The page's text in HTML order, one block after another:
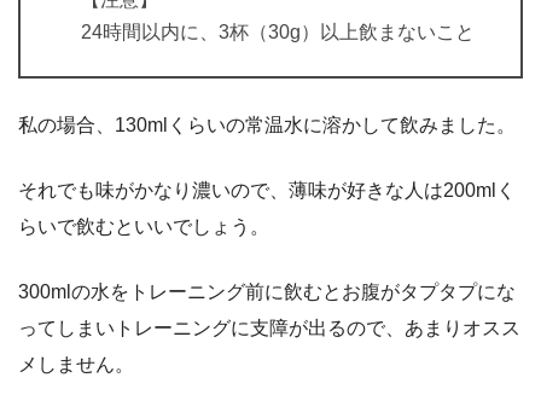
24時間以内に、3杯（30g）以上飲まないこと
私の場合、130mlくらいの常温水に溶かして飲みました。
それでも味がかなり濃いので、薄味が好きな人は200mlく
らいで飲むといいでしょう。
300mlの水をトレーニング前に飲むとお腹がタプタプにな
ってしまいトレーニングに支障が出るので、あまりオスス
メしません。